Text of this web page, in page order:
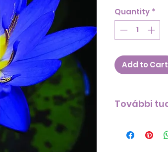
Quantity *
Add to Cart
További
élénk sárga